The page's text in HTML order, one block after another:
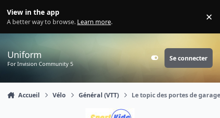
View in the app
A better way to browse. Learn more. ×
Uniform
For Invision Community 5 Customizer
Se connecter
Accueil Vélo Général (VTT) Le topic des portes de